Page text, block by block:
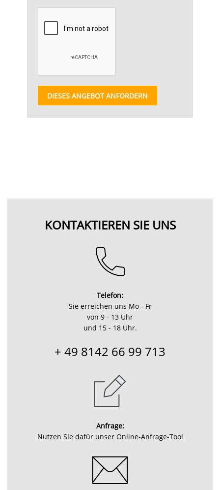
DIESES ANGEBOT ANFORDERN
KONTAKTIEREN SIE UNS
Telefon:
Sie erreichen uns Mo - Fr
von 9 - 13 Uhr
und 15 - 18 Uhr.
+ 49 8142 66 99 713
Anfrage:
Nutzen Sie dafür unser Online-Anfrage-Tool